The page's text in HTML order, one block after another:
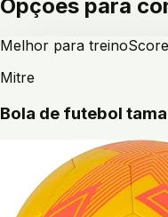
Opções para
Melhor para treinoScore
Mitre
Bola de futebol